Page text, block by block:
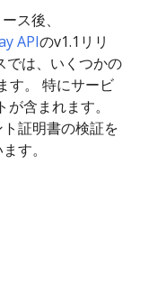
ス後、
APIのv1.1リリ
では、いくつかの
す。 特にサービ
含まれます。
証明書の検証を
す。